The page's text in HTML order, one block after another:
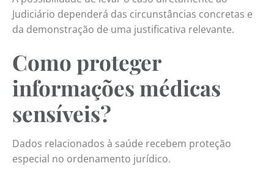
Judiciário dependerá das circunstâncias concretas e
da demonstração de uma justificativa relevante.
Como proteger
informações médicas
sensíveis?
Dados relacionados à saúde recebem proteção
especial no ordenamento jurídico.